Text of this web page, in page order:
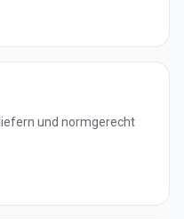
und normgerecht